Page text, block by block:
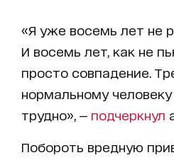
«Я уже восемь лет не
И восемь лет, как не
просто совпадение.
нормальному
трудно», — подчеркнул
Побороть вредную